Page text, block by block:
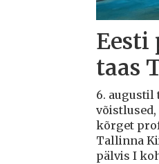
taas
6. augustil
kõrget
Tallinna
pälvis I